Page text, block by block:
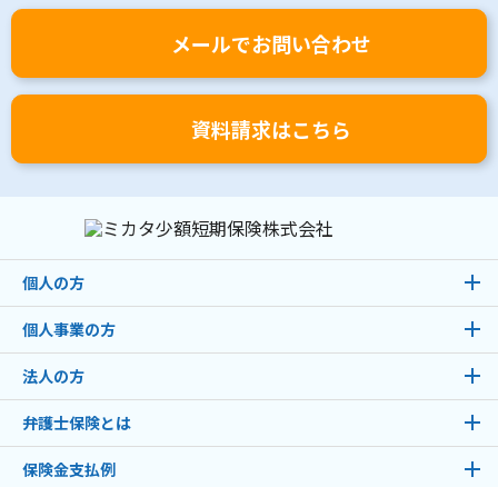
メールでお問い合わせ
資料請求はこちら
個人の方
個人事業の方
法人の方
弁護士保険とは
保険金支払例